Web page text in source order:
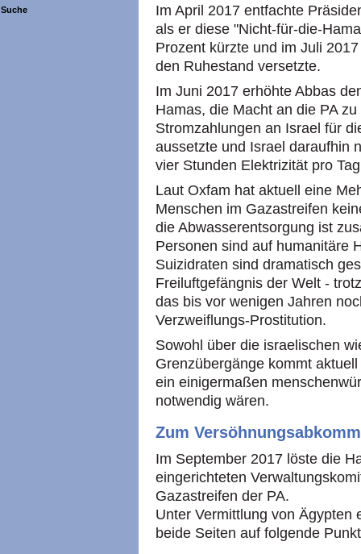
Suche
Im April 2017 entfachte
als er diese "Nicht-für-die-
Prozent kürzte und im Juli
den Ruhestand versetzte.
Im Juni 2017 erhöhte Abbas
Hamas, die Macht an die PA
Stromzahlungen an Israel für
aussetzte und Israel daraufhin
vier Stunden Elektrizität pro
Laut Oxfam hat aktuell eine
Menschen im Gazastreifen
die Abwasserentsorgung ist
Personen sind auf humanitäre
Suizidraten sind dramatisch
Freiluftgefängnis der Welt -
das bis vor wenigen Jahren
Verzweiflungs-Prostitution.
Sowohl über die israelischen
Grenzübergänge kommt
ein einigermaßen
notwendig wären.
Zum
Im September 2017 löste die
eingerichteten
Gazastreifen der PA.
Unter Vermittlung von Ägypten
beide Seiten auf folgende